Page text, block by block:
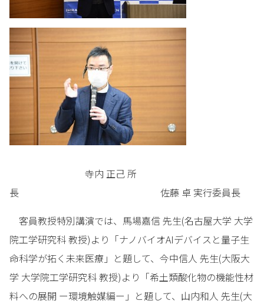
寺内 正己 所
長 佐藤 卓 実行委員長
客員教授特別講演では、馬場嘉信 先生(名古屋大学 大学
院工学研究科 教授)より「ナノバイオAIデバイスと量子生
命科学が拓く未来医療」と題して、今中信人 先生(大阪大
学 大学院工学研究科 教授)より「希土類酸化物の機能性材
料への展開 ー環境触媒編ー」と題して、山内和人 先生(大